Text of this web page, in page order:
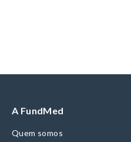
A FundMed
Quem somos